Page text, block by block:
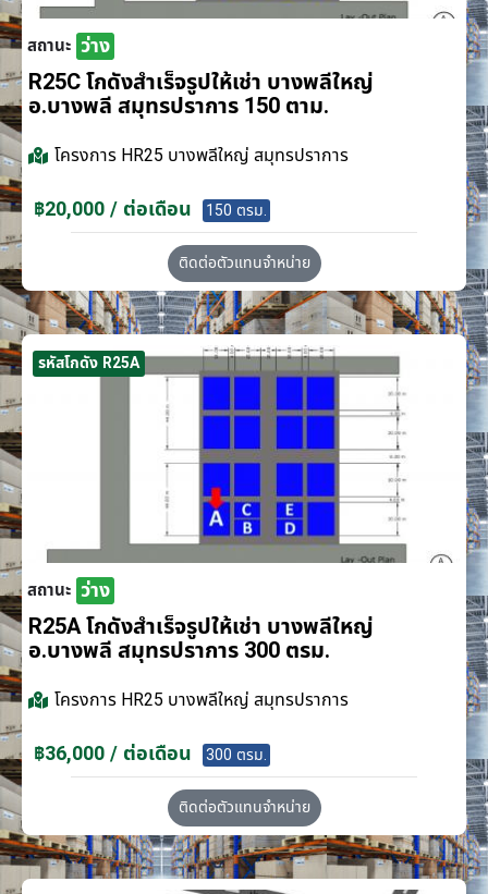
สถานะ ว่าง
R25C โกดังสำเร็จรูปให้เช่า บางพลีใหญ่
อ.บางพลี สมุทรปราการ 150 ตาม.
โครงการ HR25 บางพลีใหญ่ สมุทรปราการ
฿20,000 / ต่อเดือน 150 ตรม.
ติดต่อตัวแทนจำหน่าย
รหัสโกดัง R25A
สถานะ ว่าง
R25A โกดังสำเร็จรูปให้เช่า บางพลีใหญ่
อ.บางพลี สมุทรปราการ 300 ตรม.
โครงการ HR25 บางพลีใหญ่ สมุทรปราการ
฿36,000 / ต่อเดือน 300 ตรม.
ติดต่อตัวแทนจำหน่าย